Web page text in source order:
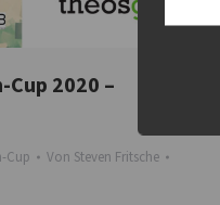
2020 –
Cup Von Steven Fritsche